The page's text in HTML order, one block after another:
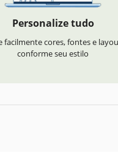
Personalize tudo
facilmente cores, fontes e
conforme seu estilo